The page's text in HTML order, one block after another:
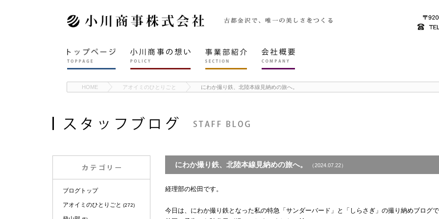
HOME アオイミのひとりごと にわか撮り鉄、北陸本線見納めの旅へ。
ブログトップ
アオイミのひとりごと (272)
にわか撮り鉄、北陸本線見納めの旅へ。 （2024.07.22）
経理部の松田です。
今日は、にわか撮り鉄となった私の特急「サンダーバード」と「しらさぎ」の撮り納めブログ